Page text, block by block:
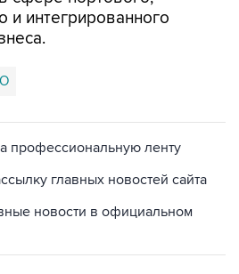
интегрированного
профессиональную ленту
главных новостей сайта
новости в официальном